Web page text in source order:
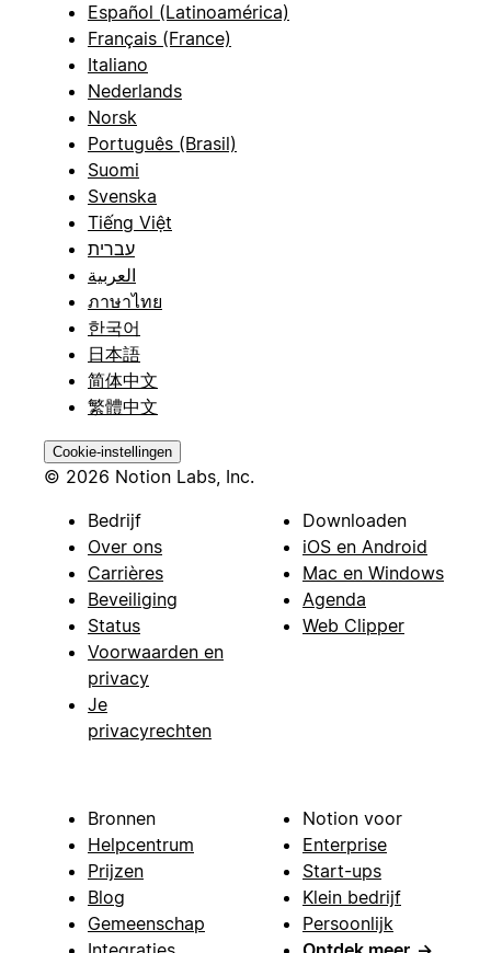
Español (Latinoamérica)
Français (France)
Italiano
Nederlands
Norsk
Português (Brasil)
Suomi
Svenska
Tiếng Việt
עברית
العربية
ภาษาไทย
한국어
日本語
简体中文
繁體中文
Cookie-instellingen
© 2026 Notion Labs, Inc.
Bedrijf
Over ons
Carrières
Beveiliging
Status
Voorwaarden en
privacy
Je
privacyrechten
Downloaden
iOS en Android
Mac en Windows
Agenda
Web Clipper
Bronnen
Helpcentrum
Prijzen
Blog
Gemeenschap
Notion voor
Enterprise
Start-ups
Klein bedrijf
Persoonlijk